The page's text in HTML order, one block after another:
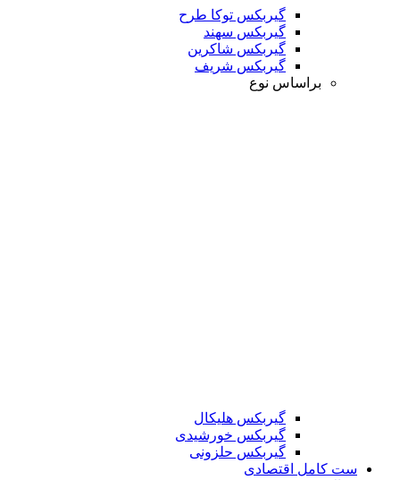
گیربکس توکا طرح
گیربکس سهند
گیربکس شاکرین
گیربکس شریف
براساس نوع
گیربکس هلیکال
گیربکس خورشیدی
گیربکس حلزونی
ست کامل اقتصادی